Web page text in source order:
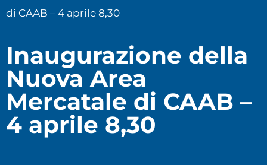
di CAAB – 4 aprile 8,30
Inaugurazione della
Nuova Area
Mercatale di CAAB –
4 aprile 8,30